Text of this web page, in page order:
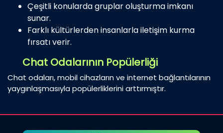
Çeşitli konularda gruplar oluşturma imkanı
sunar.
Farklı kültürlerden insanlarla iletişim kurma
fırsatı verir.
Chat Odalarının Popülerliği
Chat odaları, mobil cihazların ve internet bağlantılarının
yaygınlaşmasıyla popülerliklerini arttırmıştır.